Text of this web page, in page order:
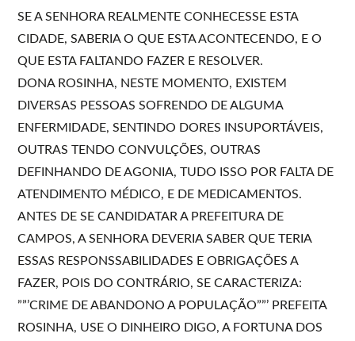
SE A SENHORA REALMENTE CONHECESSE ESTA
CIDADE, SABERIA O QUE ESTA ACONTECENDO, E O
QUE ESTA FALTANDO FAZER E RESOLVER.
DONA ROSINHA, NESTE MOMENTO, EXISTEM
DIVERSAS PESSOAS SOFRENDO DE ALGUMA
ENFERMIDADE, SENTINDO DORES INSUPORTÁVEIS,
OUTRAS TENDO CONVULÇÕES, OUTRAS
DEFINHANDO DE AGONIA, TUDO ISSO POR FALTA DE
ATENDIMENTO MÉDICO, E DE MEDICAMENTOS.
ANTES DE SE CANDIDATAR A PREFEITURA DE
CAMPOS, A SENHORA DEVERIA SABER QUE TERIA
ESSAS RESPONSSABILIDADES E OBRIGAÇÕES A
FAZER, POIS DO CONTRÁRIO, SE CARACTERIZA:
””’CRIME DE ABANDONO A POPULAÇÃO””’ PREFEITA
ROSINHA, USE O DINHEIRO DIGO, A FORTUNA DOS